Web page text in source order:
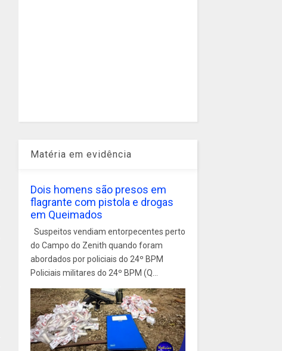
Matéria em evidência
Dois homens são presos em
flagrante com pistola e drogas
em Queimados
Suspeitos vendiam entorpecentes perto
do Campo do Zenith quando foram
abordados por policiais do 24º BPM
Policiais militares do 24º BPM (Q...